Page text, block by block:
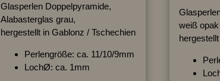
Glasperlen Doppelpyramide,
Alabasterglas grau,
hergestellt in Gablonz / Tschechien
Perlengröße: ca. 11/10/9mm
LochØ: ca. 1mm
weiß